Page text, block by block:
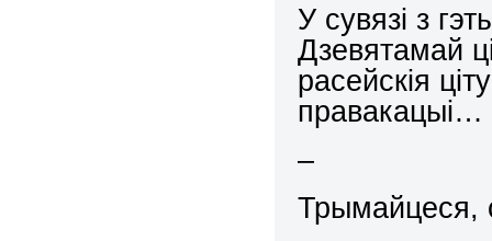
У сувязі з
Дзевятамай
расейскія
правакацыі…
–
Трымайцеся,